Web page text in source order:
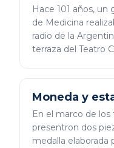
Hace 101 años,
de Medicina
radio de la
terraza del Teatro
Moneda y
En el marco de
presentron dos
medalla elaborada